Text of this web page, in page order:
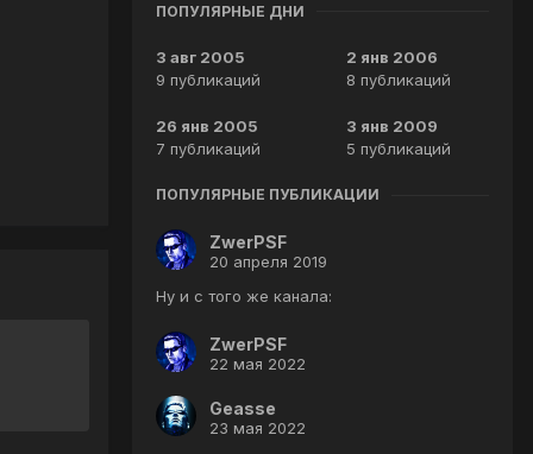
ПОПУЛЯРНЫЕ ДНИ
3 авг 2005
9 публикаций
2 янв 2006
8 публикаций
26 янв 2005
7 публикаций
3 янв 2009
5 публикаций
ПОПУЛЯРНЫЕ ПУБЛИКАЦИИ
ZwerPSF
20 апреля 2019
Ну и с того же канала:
ZwerPSF
22 мая 2022
Geasse
23 мая 2022